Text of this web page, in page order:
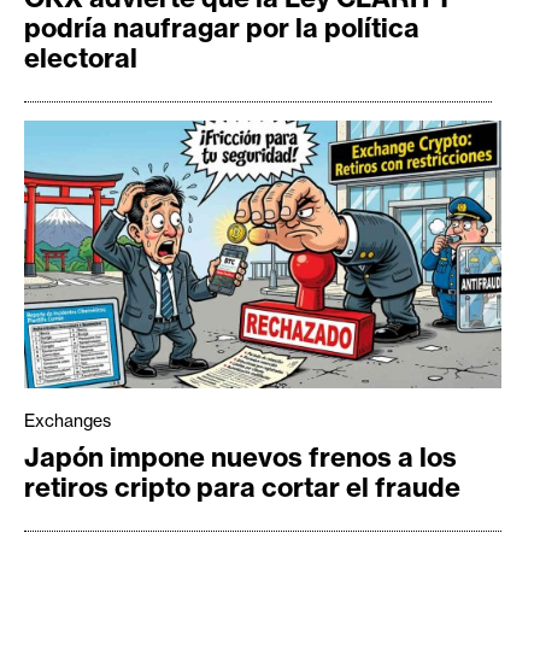
podría naufragar por la política
electoral
Exchanges
Japón impone nuevos frenos a los
retiros cripto para cortar el fraude